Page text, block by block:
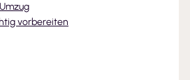
vorbereiten